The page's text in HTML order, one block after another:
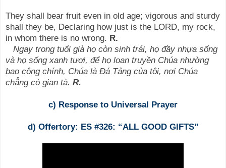
They shall bear fruit even in old age; vigorous and sturdy
shall they be, Declaring how just is the LORD, my rock,
in whom there is no wrong. R.
Ngay trong tuổi già họ còn sinh trái, họ đầy nhựa sống
và họ sống xanh tươi, để họ loan truyền Chúa nhường
bao công chính, Chúa là Ðá Tảng của tôi, nơi Chúa
chẳng có gian tà. R.
c) Response to Universal Prayer
d) Offertory: ES #326: “ALL GOOD GIFTS”